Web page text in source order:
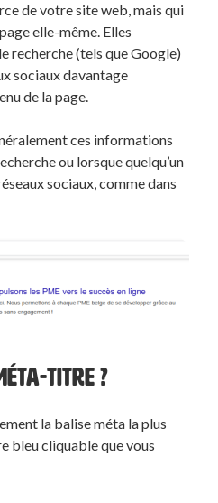
de votre site web, mais qui
elle-même. Elles
recherche (tels que Google)
sociaux davantage
de la page.
ces informations
ou lorsque quelqu’un
sociaux, comme dans
TITRE ?
la balise méta la plus
bleu cliquable que vous